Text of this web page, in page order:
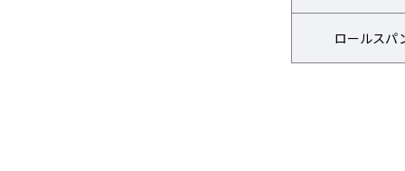
ロールスパ